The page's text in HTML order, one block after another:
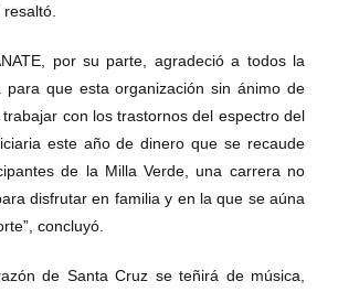
por su parte, agradeció a todos la
para que esta organización sin ánimo de
con los trastornos del espectro del
este año de dinero que se recaude
de la Milla Verde, una carrera no
disfrutar en familia y en la que se aúna
concluyó.
de Santa Cruz se teñirá de música,